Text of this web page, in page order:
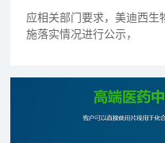
应相关部门要求，美迪西
施落实情况进行公示，